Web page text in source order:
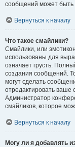
сообщений может быть
Вернуться к началу
Что такое смайлики?
Смайлики, или
использованы для
означает грусть.
создания сообщений.
могут сделать
отредактировать ваше
Администратор
смайликов, которое
Вернуться к началу
Могу ли я добавлять